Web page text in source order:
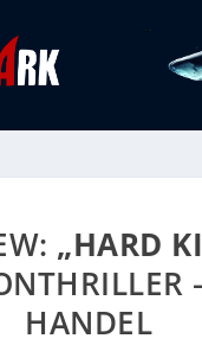
„HARD
HANDEL